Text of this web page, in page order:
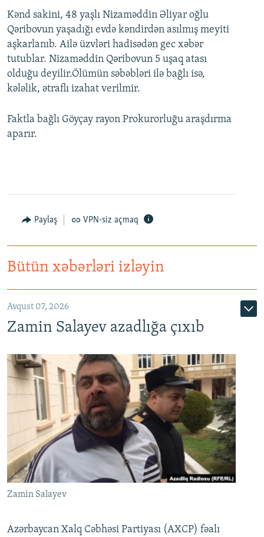
Kənd sakini, 48 yaşlı Nizaməddin Əliyar oğlu
Qəribovun yaşadığı evdə kəndirdən asılmış meyiti
aşkarlanıb. Ailə üzvləri hadisədən gec xəbər
tutublar. Nizaməddin Qəribovun 5 uşaq atası
olduğu deyilir.Ölümün səbəbləri ilə bağlı isə,
kələlik, ətraflı izahat verilmir.
Faktla bağlı Göyçay rayon Prokurorluğu araşdırma
aparır.
Paylaş VPN-siz açmaq
Bütün xəbərləri izləyin
Avqust 07, 2026
Zamin Salayev azadlığa çıxıb
Zamin Salayev
Azərbaycan Xalq Cəbhəsi Partiyası (AXCP) fəalı